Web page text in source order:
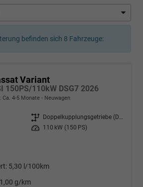
befinden sich 8 Fahrzeuge:
Variant
150PS/110kW DSG7 2026
Ca. 4-5 Monate Neuwagen
Getriebe
Doppelkupplungsgetriebe (DSG)
Leistung 110 kW (150 PS)
5,30 l/100km
g/km